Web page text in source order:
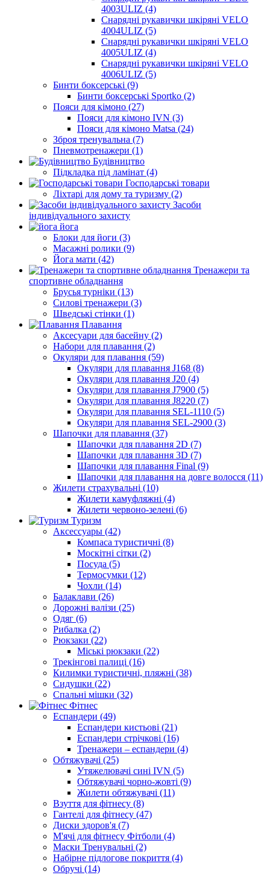
4003ULIZ (4)
Снарядні рукавички шкіряні VELO
4004ULIZ (5)
Снарядні рукавички шкіряні VELO
4005ULIZ (4)
Снарядні рукавички шкіряні VELO
4006ULIZ (5)
Бинти боксерські (9)
Бинти боксерські Sportko (2)
Пояси для кімоно (27)
Пояси для кімоно IVN (3)
Пояси для кімоно Matsa (24)
Зброя тренувальна (7)
Пневмотренажери (1)
Будівництво
Підкладка під ламінат (4)
Господарські товари
Ліхтарі для дому та туризму (2)
Засоби
індивідуального захисту
йога
Блоки для йоги (3)
Масажні ролики (9)
Йога мати (42)
Тренажери та
спортивне обладнання
Брусья турніки (13)
Силові тренажери (3)
Шведські стінки (1)
Плавання
Аксесуари для басейну (2)
Набори для плавання (2)
Окуляри для плавання (59)
Окуляри для плавання J168 (8)
Окуляри для плавання J20 (4)
Окуляри для плавання J7900 (5)
Окуляри для плавання J8220 (7)
Окуляри для плавання SEL-1110 (5)
Окуляри для плавання SEL-2900 (3)
Шапочки для плавання (37)
Шапочки для плавання 2D (7)
Шапочки для плавання 3D (7)
Шапочки для плавання Final (9)
Шапочки для плавання на довге волосся (11)
Жилети страхувальні (10)
Жилети камуфляжні (4)
Жилети червоно-зелені (6)
Туризм
Аксессуары (42)
Компаса туристичні (8)
Москітні сітки (2)
Посуда (5)
Термосумки (12)
Чохли (14)
Балаклави (26)
Дорожні валізи (25)
Одяг (6)
Рибалка (2)
Рюкзаки (22)
Міські рюкзаки (22)
Трекінгові палиці (16)
Килимки туристичні, пляжні (38)
Сидушки (22)
Спальні мішки (32)
Фітнес
Еспандери (49)
Еспандери кистьові (21)
Еспандери стрічкові (16)
Тренажери – еспандери (4)
Обтяжувачі (25)
Утяжелювачі сині IVN (5)
Обтяжувачі чорно-жовті (9)
Жилети обтяжувачі (11)
Взуття для фітнесу (8)
Гантелі для фітнесу (47)
Диски здоров'я (7)
М'ячі для фітнесу Фітболи (4)
Маски Тренувальні (2)
Набірне підлогове покриття (4)
Обручі (14)